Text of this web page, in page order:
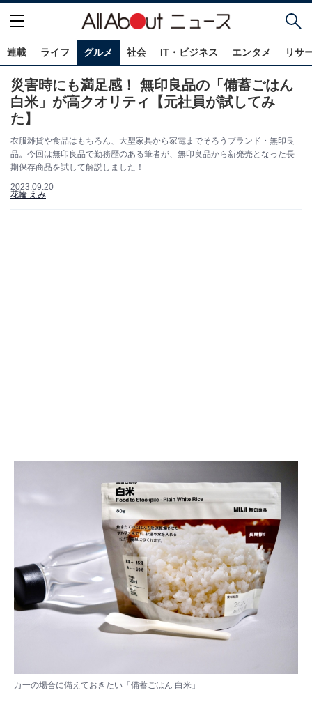
連載 ライフ グルメ 社会 IT・ビジネス エンタメ リサ
災害時にも満足感！ 無印良品の「備蓄ごはん
白米」が高クオリティ【元社員が試してみ
た】
衣服雑貨や食品はもちろん、大型家具から家電までそろうブランド・無印良
品。今回は無印良品で勤務歴のある筆者が、無印良品から新発売となった長
期保存商品を試して解説しました！
2023.09.20
花輪 えみ
万一の場合に備えておきたい「備蓄ごはん 白米」